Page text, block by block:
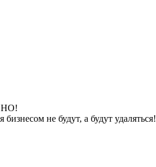
НО!
не будут, а будут удаляться!